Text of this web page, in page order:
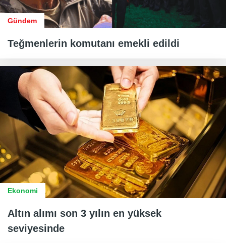
Gündem
Teğmenlerin komutanı emekli edildi
Ekonomi
Altın alımı son 3 yılın en yüksek
seviyesinde